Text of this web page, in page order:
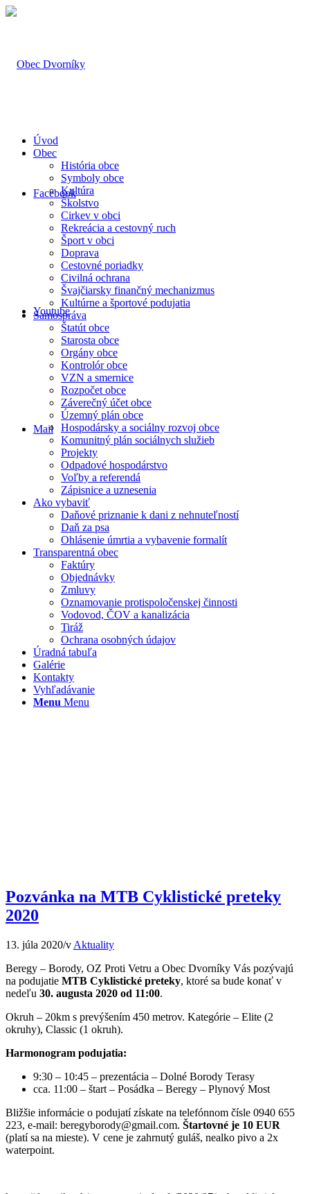
Facebook
Youtube
Mail
Úvod
Obec
História obce
Symboly obce
Kultúra
Školstvo
Cirkev v obci
Rekreácia a cestovný ruch
Šport v obci
Doprava
Cestovné poriadky
Civilná ochrana
Švajčiarsky finančný mechanizmus
Kultúrne a športové podujatia
Samospráva
Štatút obce
Starosta obce
Orgány obce
Kontrolór obce
VZN a smernice
Rozpočet obce
Záverečný účet obce
Územný plán obce
Hospodársky a sociálny rozvoj obce
Komunitný plán sociálnych služieb
Projekty
Odpadové hospodárstvo
Voľby a referendá
Zápisnice a uznesenia
Ako vybaviť
Daňové priznanie k dani z nehnuteľností
Daň za psa
Ohlásenie úmrtia a vybavenie formalít
Transparentná obec
Faktúry
Objednávky
Zmluvy
Oznamovanie protispoločenskej činnosti
Vodovod, ČOV a kanalizácia
Tiráž
Ochrana osobných údajov
Úradná tabuľa
Galérie
Kontakty
Vyhľadávanie
Menu Menu
Pozvánka na MTB Cyklistické preteky
2020
13. júla 2020/v Aktuality
Beregy – Borody, OZ Proti Vetru a Obec Dvorníky Vás pozývajú
na podujatie MTB Cyklistické preteky, ktoré sa bude konať v
nedeľu 30. augusta 2020 od 11:00.
Okruh – 20km s prevýšením 450 metrov. Kategórie – Elite (2
okruhy), Classic (1 okruh).
Harmonogram podujatia:
9:30 – 10:45 – prezentácia – Dolné Borody Terasy
cca. 11:00 – štart – Posádka – Beregy – Plynový Most
Bližšie informácie o podujatí získate na telefónnom čísle 0940 655
223, e-mail: beregyborody@gmail.com. Štartovné je 10 EUR
(platí sa na mieste). V cene je zahrnutý guláš, nealko pivo a 2x
waterpoint.